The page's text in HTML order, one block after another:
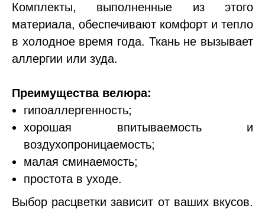
Комплекты, выполненные из этого
материала, обеспечивают комфорт и тепло
в холодное время года. Ткань не вызывает
аллергии или зуда.
Преимущества велюра:
гипоаллергенность;
хорошая впитываемость и
воздухопроницаемость;
малая сминаемость;
простота в уходе.
Выбор расцветки зависит от ваших вкусов.